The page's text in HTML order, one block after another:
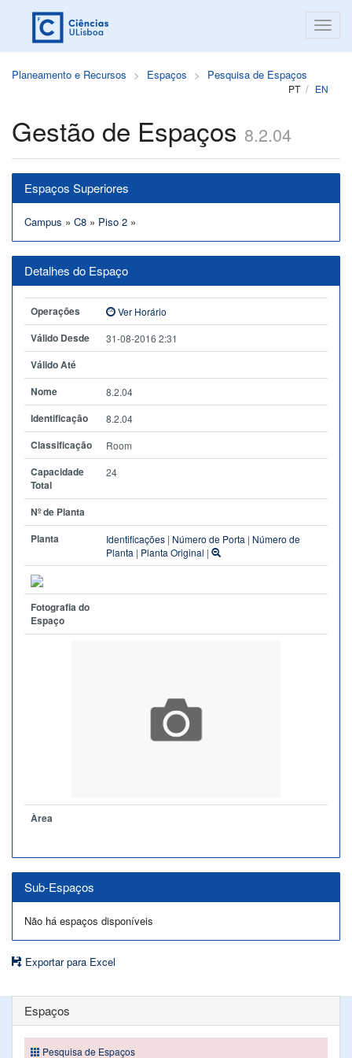
Planeamento e Recursos Espaços Pesquisa de Espaços
PT EN
Gestão de Espaços 8.2.04
Espaços Superiores
Campus » C8 » Piso 2 »
Detalhes do Espaço
Operações Ver Horário
Válido Desde 31-08-2016 2:31
Válido Até
Nome
8.2.04
Identificação 8.2.04
Classificação Room
Capacidade
Total
24
Nº de Planta
Planta
Identificações | Número de Porta | Número de
Planta | Planta Original |
Fotografia do
Espaço
Àrea
Sub-Espaços
Não há espaços disponíveis
Exportar para Excel
Espaços
Pesquisa de Espaços